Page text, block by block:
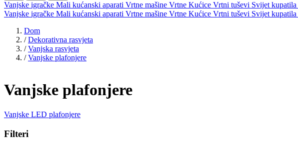
Vanjske igračke Mali kućanski aparati Vrtne mašine Vrtne Kućice Vrtni tuševi Svijet kupatila
Vanjske igračke Mali kućanski aparati Vrtne mašine Vrtne Kućice Vrtni tuševi Svijet kupatila
Dom
/ Dekorativna rasvjeta
/ Vanjska rasvjeta
/ Vanjske plafonjere
Vanjske plafonjere
Vanjske LED plafonjere
Filteri